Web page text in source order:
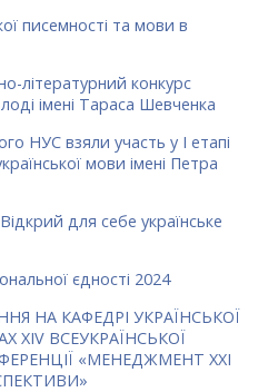
писемності та мови в
літературний конкурс
імені Тараса Шевченка
НУС взяли участь у І етапі
мови імені Петра
для себе українське
єдності 2024
НА КАФЕДРІ УКРАЇНСЬКОЇ
ХIV ВСЕУКРАЇНСЬКОЇ
«МЕНЕДЖМЕНТ ХХІ